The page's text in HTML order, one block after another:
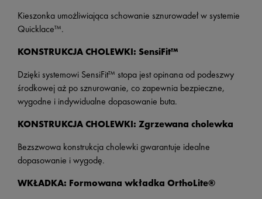
Kieszonka umożliwiająca schowanie sznurowadeł w systemie
Quicklace™.
KONSTRUKCJA CHOLEWKI: SensiFit™
Dzięki systemowi SensiFit™ stopa jest opinana od podeszwy
środkowej aż po sznurowanie, co zapewnia bezpieczne,
wygodne i indywidualne dopasowanie buta.
KONSTRUKCJA CHOLEWKI: Zgrzewana cholewka
Bezszwowa konstrukcja cholewki gwarantuje idealne
dopasowanie i wygodę.
WKŁADKA: Formowana wkładka OrthoLite®